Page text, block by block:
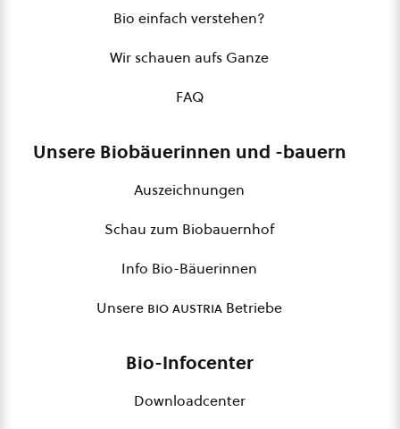
Bio einfach verstehen?
Wir schauen aufs Ganze
FAQ
Unsere Biobäuerinnen und -bauern
Auszeichnungen
Schau zum Biobauernhof
Info Bio-Bäuerinnen
Unsere bio austria Betriebe
Bio-Infocenter
Downloadcenter